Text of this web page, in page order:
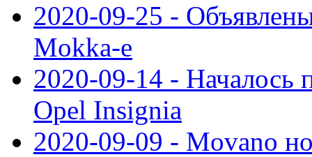
2020-09-25 -
Mokka-e
2020-09-14 - Началось
Opel Insignia
2020-09-09 - Movano